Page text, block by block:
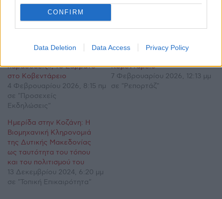
CONFIRM
Data Deletion Data Access Privacy Policy
Σχετικά
Κοζάνης: Άυλη πολιτιστική
παραδόσεις», το Σάββατο
στο Κοβεντάρειο
4 Φεβρουαρίου 2026, 8:15 πμ
σε "Προσεχείς
Εκδηλώσεις"
ημερίδας ‘Η Αποκριά της
Κοβεντάρειο
7 Φεβρουαρίου 2026, 12:13 μμ
σε "Ρεπορτάζ"
Ημερίδα στην Κοζάνη: H
Βιομηχανική Κληρονομιά
της Δυτικής Μακεδονίας
ως ταυτότητα του τόπου
και του πολιτισμού του
13 Δεκεμβρίου 2024, 6:20 μμ
σε "Τοπική Επικαιρότητα"